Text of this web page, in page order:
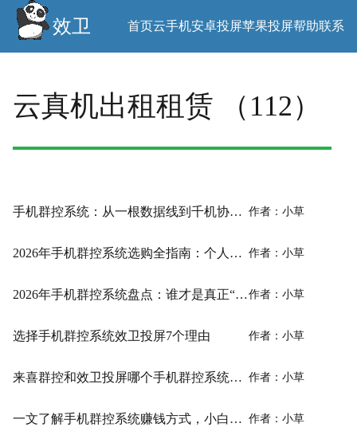
效卫 首页云手机安卓投屏苹果投屏帮助联系
云真机出租租赁 （112）
手机群控系统：从一根数据线到千机协同的进化论 作者：小草
2026年手机群控系统选购全指南：个人工作室到企业级部署 作者：小草
2026年手机群控系统盘点：谁才是真正“系统之王”？作者：小草
选择手机群控系统效卫投屏7个理由 作者：小草
来喜群控和效卫投屏哪个手机群控系统更好？一文带你了解 作者：小草
一文了解手机群控系统赚钱方式，小白也适用 作者：小草